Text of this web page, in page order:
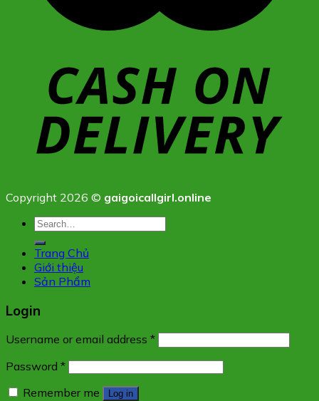
Copyright 2026 © gaigoicallgirl.online
Search
for:
Trang Chủ
Giới thiệu
Sản Phẩm
Login
Username or email address *
Password *
Remember me
Log in